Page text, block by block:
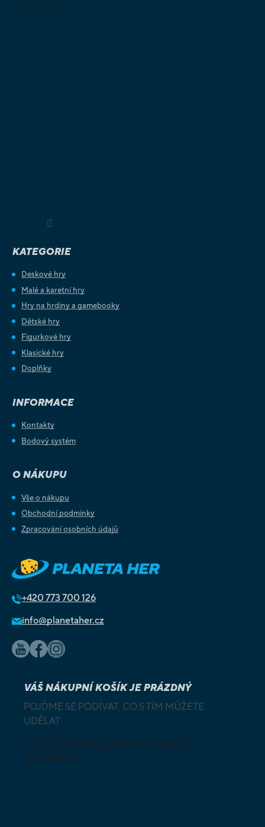
Instagram
KATEGORIE
Deskové hry
Malé a karetní hry
Hry na hrdiny a gamebooky
Dětské hry
Figurkové hry
Klasické hry
Doplňky
INFORMACE
Kontakty
Bodový systém
O NÁKUPU
Vše o nákupu
Obchodní podmínky
Zpracování osobních údajů
+420 773 700 126
info@planetaher.cz
VÁŠ NÁKUPNÍ KOŠÍK JE PRÁZDNÝ
POJĎME SE PODÍVAT, CO S TÍM MŮŽETE
UDĚLAT
MŮŽETE PROZKOUMAT NAŠI
NABÍDKU